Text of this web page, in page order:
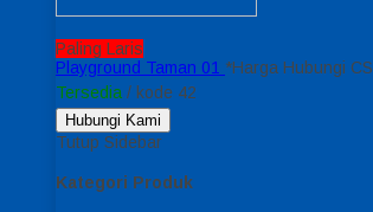
Paling Laris
Playground Taman 01 *Harga Hubungi CS
Tersedia / kode 42
Hubungi Kami
Tutup Sidebar
Kategori Produk